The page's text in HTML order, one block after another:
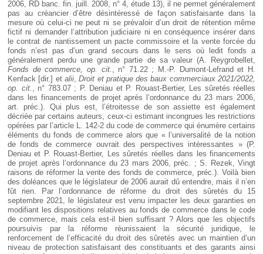
2006, RD banc. fin. juill. 2008, n° 4, étude 13), il ne permet généralement
pas au créancier d’être désintéressé de façon satisfaisante dans la
mesure où celui-ci ne peut ni se prévaloir d’un droit de rétention même
fictif ni demander l’attribution judiciaire ni en conséquence insérer dans
le contrat de nantissement un pacte commissoire et la vente forcée du
fonds n’est pas d’un grand secours dans le sens où ledit fonds a
généralement perdu une grande partie de sa valeur (A. Reygrobellet,
Fonds de commerce, op. cit.
, n° 71.22 ; M.-P. Dumont-Lefrand et H.
Kenfack [dir.] etalii,Droit et pratique des baux commerciaux 2021/2022,
op. cit.
, n° 783.07 ; P. Deniau et P. Rouast-Bertier, Les sûretés réelles
dans les financements de projet après l’ordonnance du 23 mars 2006,
art. préc.). Qui plus est, l’étroitesse de son assiette est également
décriée par certains auteurs, ceux-ci estimant incongrues les restrictions
opérées par l’article L. 142-2 du code de commerce qui énumère certains
éléments du fonds de commerce alors que « l’universalité de la notion
de fonds de commerce ouvrait des perspectives intéressantes » (P.
Deniau et P. Rouast-Bertier, Les sûretés réelles dans les financements
de projet après l’ordonnance du 23 mars 2006, préc. ; S. Rezek, Vingt
raisons de réformer la vente des fonds de commerce, préc.). Voilà bien
des doléances que le législateur de 2006 aurait dû entendre, mais il n’en
fût rien. Par l’ordonnance de réforme du droit des sûretés du 15
septembre 2021, le législateur est venu impacter les deux garanties en
modifiant les dispositions relatives au fonds de commerce dans le code
de commerce, mais cela est-il bien suffisant ? Alors que les objectifs
poursuivis par la réforme réunissaient la sécurité juridique, le
renforcement de l’efficacité du droit des sûretés avec un maintien d’un
niveau de protection satisfaisant des constituants et des garants ainsi